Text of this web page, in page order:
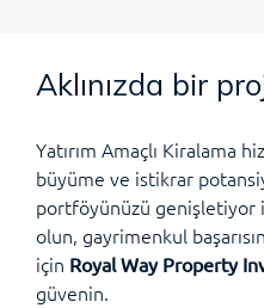
Aklınızda bir
Yatırım Amaçlı Kiralama
büyüme ve istikrar
portföyünüzü genişletiyor
olun, gayrimenkul
için Royal Way Property
güvenin.